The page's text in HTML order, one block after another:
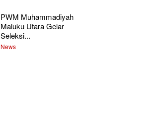
PWM Muhammadiyah
Maluku Utara Gelar
Seleksi...
News